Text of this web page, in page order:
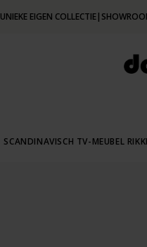
UNIEKE EIGEN COLLECTIE|
SCANDINAVISCH TV-MEUBEL